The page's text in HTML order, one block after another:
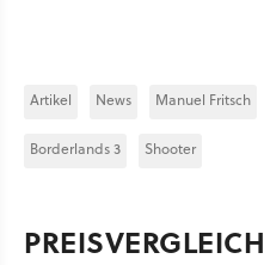
Artikel News Manuel Fritsch
Borderlands 3 Shooter
PREISVERGLEICH